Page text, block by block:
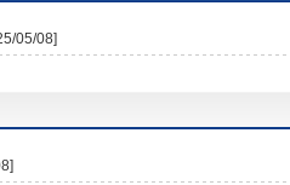
05/08]